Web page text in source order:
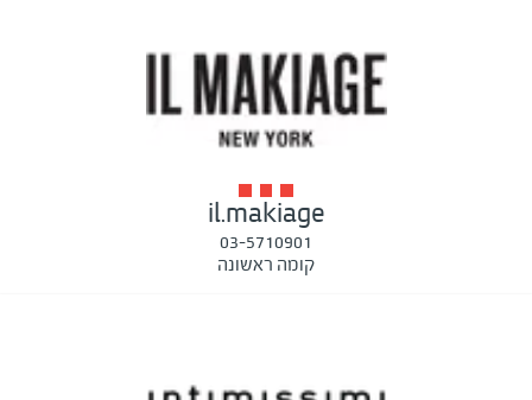
il.makiage
03-5710901
קומה ראשונה